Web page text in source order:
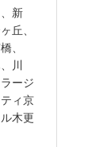
新
丘、
、
川
ージ
ィ京
木更